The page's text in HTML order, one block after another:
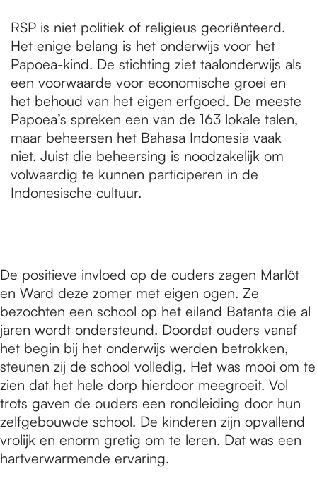
RSP is niet politiek of religieus georiënteerd.
Het enige belang is het onderwijs voor het
Papoea-kind. De stichting ziet taalonderwijs als
een voorwaarde voor economische groei en
het behoud van het eigen erfgoed. De meeste
Papoea’s spreken een van de 163 lokale talen,
maar beheersen het Bahasa Indonesia vaak
niet. Juist die beheersing is noodzakelijk om
volwaardig te kunnen participeren in de
Indonesische cultuur.
De positieve invloed op de ouders zagen Marlôt
en Ward deze zomer met eigen ogen. Ze
bezochten een school op het eiland Batanta die al
jaren wordt ondersteund. Doordat ouders vanaf
het begin bij het onderwijs werden betrokken,
steunen zij de school volledig. Het was mooi om te
zien dat het hele dorp hierdoor meegroeit. Vol
trots gaven de ouders een rondleiding door hun
zelfgebouwde school. De kinderen zijn opvallend
vrolijk en enorm gretig om te leren. Dat was een
hartverwarmende ervaring.